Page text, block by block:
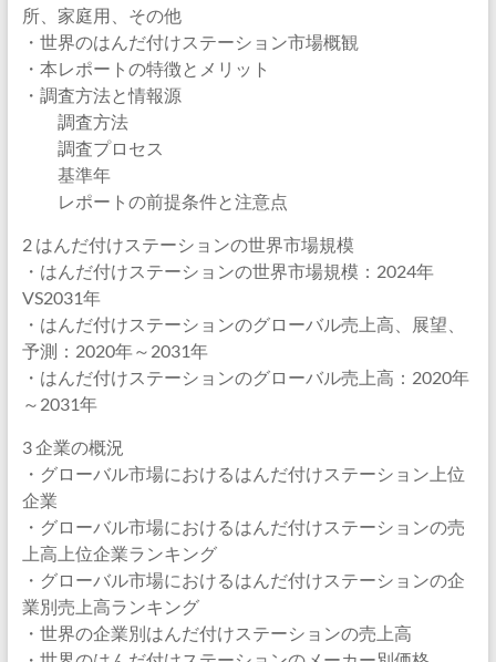
所、家庭用、その他
・世界のはんだ付けステーション市場概観
・本レポートの特徴とメリット
・調査方法と情報源
調査方法
調査プロセス
基準年
レポートの前提条件と注意点
2 はんだ付けステーションの世界市場規模
・はんだ付けステーションの世界市場規模：2024年
VS2031年
・はんだ付けステーションのグローバル売上高、展望、
予測：2020年～2031年
・はんだ付けステーションのグローバル売上高：2020年
～2031年
3 企業の概況
・グローバル市場におけるはんだ付けステーション上位
企業
・グローバル市場におけるはんだ付けステーションの売
上高上位企業ランキング
・グローバル市場におけるはんだ付けステーションの企
業別売上高ランキング
・世界の企業別はんだ付けステーションの売上高